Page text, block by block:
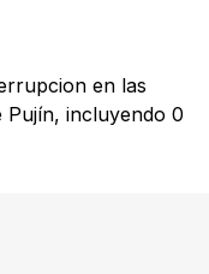
en las
Pujín, incluyendo 0